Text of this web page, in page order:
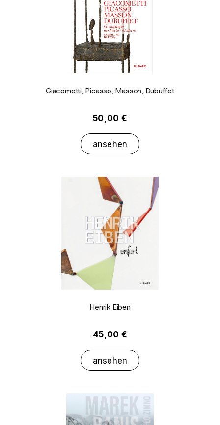
Giacometti, Picasso, Masson, Dubuffet
50,00 €
ansehen
Henrik Eiben
45,00 €
ansehen